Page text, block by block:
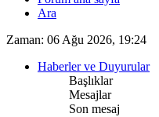
Ara
Zaman: 06 Ağu 2026, 19:24
Haberler ve Duyurular
Başlıklar
Mesajlar
Son mesaj